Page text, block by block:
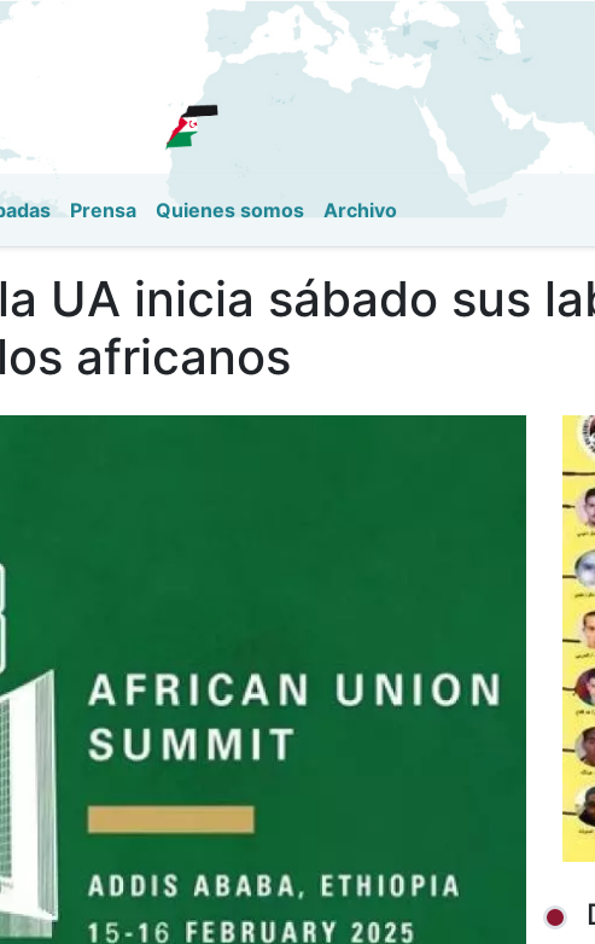
Pasar
al
contenido
Prensa Quienes somos Archivo
UA inicia sábado sus
africanos